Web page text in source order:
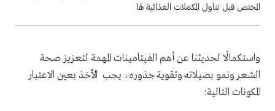
المختص قبل تناول المكملات الغذائية لها
واستكمالًا لحديثنا عن أهم الفيتامينات المهمة لتعزيز صحة
الشعر ونمو بصيلاته وتقوية جذوره، يجب الأخذ بعين الاعتبار
المكونات التالية: